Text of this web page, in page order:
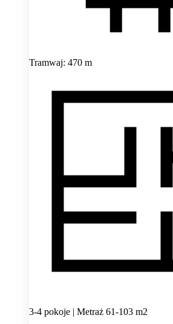
Tramwaj: 470 m
3-4 pokoje | Metraż 61-103 m2